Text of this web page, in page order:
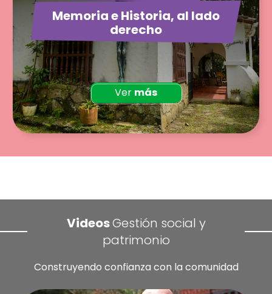
Memoria e Historia, al lado
derecho
Ver más
VideosGestión social y
patrimonio
Construyendo confianza con la comunidad